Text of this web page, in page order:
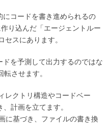
コードを書き進められるの
り込んだ「エージェントルー
スにあります。
を予測して出力するのではな
させます。
レクトリ構造やコードベー
計画を立てます。
に基づき、ファイルの書き換